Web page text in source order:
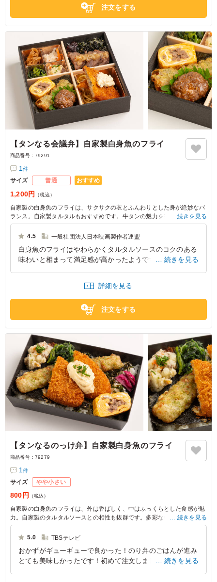
注文をする
【タンなる会議弁】自家製白身魚のフライ
商品番号： 79291
1件
サイズ 普通 おすすめ
1,200円 （税込）
自家製の白身魚のフライは、サクサクの衣とふんわりとした身が絶妙なバ
ランス。自家製タルタルもおすすめです。牛タンの魅力を存分に引き出す
多彩なメニューが豊富で、会議やセミナーにぴったりです。参加者の心を
つかむ一品をどうぞ。
続きを見る
4.5 一般社団法人日本映画製作者連盟
白身魚のフライはやわらかくタルタルソースのコクのある
味わいと相まって満足感が高かったようです。和風海苔パ
東京都中央区日本橋2026/07/25
続きを見る
詳細を見る
注文をする
【タンなるのっけ弁】自家製白身魚のフライ
商品番号： 79279
1件
サイズ やや小さい
800円 （税込）
自家製の白身魚のフライは、外は香ばしく、中はふっくらとした食感が魅
力。自家製のタルタルソースとの相性も抜群です。多彩な付け合わせがバ
ランスを引き立て、会議や社内懇親ランチに最適な一品です。
続きを見る
5.0 TBSテレビ
おかずがギューギューで良かった！のり弁のごはんが進み
とても美味しかったです！初めて注文しましたがとても美
続きを見る